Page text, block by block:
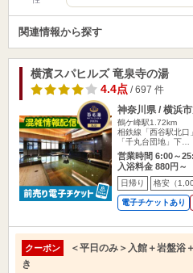
関連情報から探す
横濱スパヒルズ 竜泉寺の湯
4.4点/ 697 件
神奈川県 / 横浜
鶴ケ峰駅1.72km
相鉄線「西谷駅北口
「千丸台団地」下…
営業時間 6:00～
入浴料金 880円～
日帰り 格安（
電子チケットあり
クーポン
＜平日のみ＞入館＋岩盤浴
き